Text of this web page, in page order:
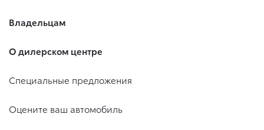
Владельцам
О дилерском центре
Специальные предложения
Оцените ваш автомобиль